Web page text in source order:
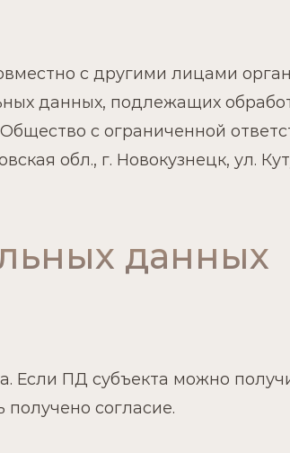
с другими лицами
данных, подлежащих
с ограниченной
обл., г. Новокузнецк, ул.
данных
Если ПД субъекта можно
согласие.